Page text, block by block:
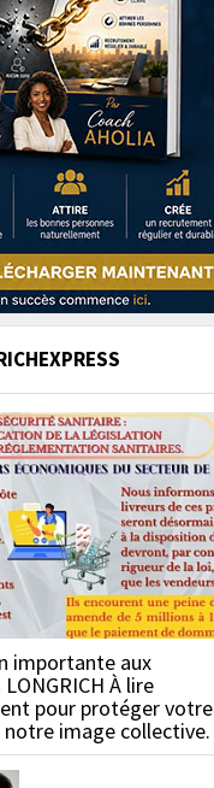
importante aux
À lire
pour protéger votre
notre image collective.